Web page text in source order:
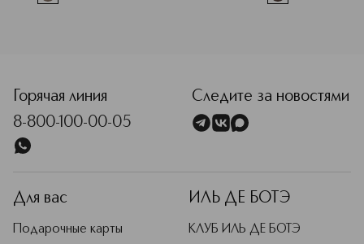
Горячая линия
8-800-100-00-05
Следите за новостями
Для вас
Подарочные карты
ИЛЬ ДЕ БОТЭ
КЛУБ ИЛЬ ДЕ БОТЭ